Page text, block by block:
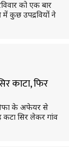
को एक बार
में कुछ उपद्रवियों ने
काटा, फिर
के अफेयर से
कटा सिर लेकर गांव